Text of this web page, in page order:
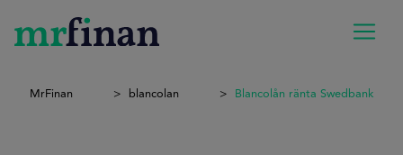
MrFinan blancolan Blancolån ränta Swedbank